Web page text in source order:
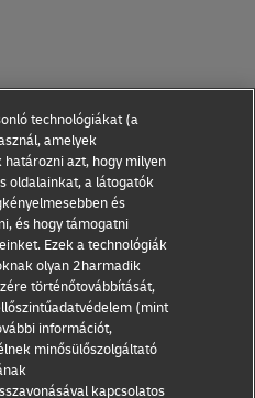
technológiákat (a
amelyek
azt, hogy milyen
oldalainkat, a látogatók
és
és hogy támogatni
Ezek a technológiák
olyan 2harmadik
történőtovábbítását,
(mint
információt,
minősülőszolgáltató
kapcsolatos